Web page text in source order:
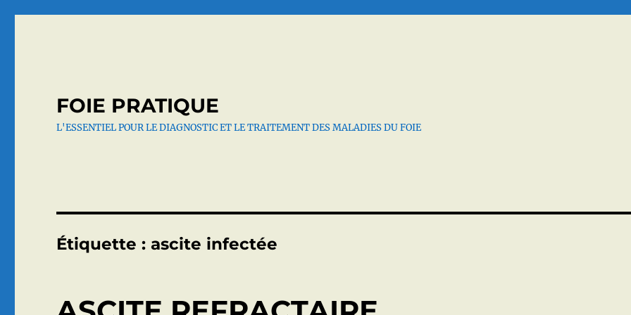
FOIE PRATIQUE
L'ESSENTIEL POUR LE DIAGNOSTIC ET LE TRAITEMENT DES MALADIES DU FOIE
Étiquette :ascite infectée